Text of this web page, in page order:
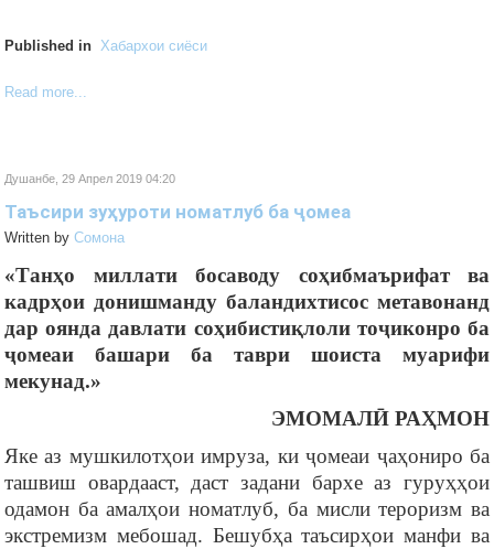
Published in Хабархои сиёси
Read more...
Душанбе, 29 Апрел 2019 04:20
Таъсири зуҳуроти номатлуб ба ҷомеа
Written by Cомона
«Танҳо миллати босаводу соҳибмаърифат ва
кадрҳои донишманду баландихтисос метавонанд
дар оянда давлати соҳибистиқлоли тоҷиконро ба
ҷомеаи башари ба таври шоиста муарифи
мекунад.»
ЭМОМАЛӢ РАҲМОН
Яке аз мушкилотҳои имруза, ки ҷомеаи ҷаҳониро ба
ташвиш овардааст, даст задани бархе аз гуруҳҳои
одамон ба амалҳои номатлуб, ба мисли тероризм ва
экстремизм мебошад. Бешубҳа таъсирҳои манфи ва